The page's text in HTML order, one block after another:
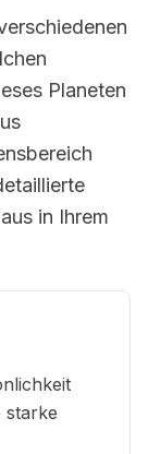
Planeten
in Ihrem
starke